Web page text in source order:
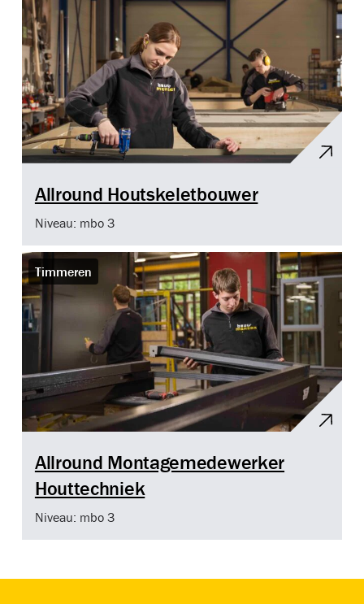
Allround Houtskeletbouwer
Niveau: mbo 3
Timmeren
Allround Montagemedewerker
Houttechniek
Niveau: mbo 3